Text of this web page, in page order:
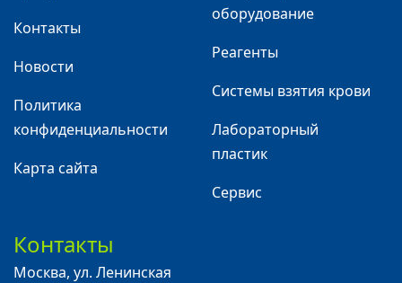
Контакты
Новости
Политика
конфиденциальности
Карта сайта
оборудование
Реагенты
Системы взятия крови
Лабораторный
пластик
Сервис
Контакты
Москва, ул. Ленинская